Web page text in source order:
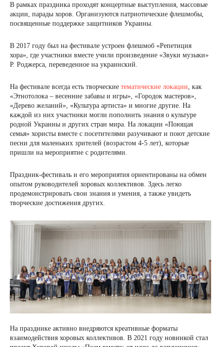
В рамках праздника проходят концертные выступления, массовые
акции, парады хоров. Организуются патриотические флешмобы,
посвященные поддержке защитников Украины.
В 2017 году был на фестивале устроен флешмоб «Репетиция
хора», где участники вместе учили произведение «Звуки музыки»
Р. Роджерса, переведенное на украинский.
На фестивале всегда есть творческие тематические локации , как
«Этнотолока – весенние забавы и игры», «Городок мастеров»,
«Дерево желаний», «Культура артиста» и многие другие. На
каждой из них участники могли пополнить знания о культуре
родной Украины и других стран мира. На локации «Поющая
семья» хористы вместе с посетителями разучивают и поют детские
песни для маленьких зрителей (возрастом 4-5 лет), которые
пришли на мероприятие с родителями.
Праздник-фестиваль и его мероприятия ориентированы на обмен
опытом руководителей хоровых коллективов. Здесь легко
продемонстрировать свои знания и умения, а также увидеть
творческие достижения других.
На празднике активно внедряются креативные форматы
взаимодействия хоровых коллективов. В 2021 году новинкой стал